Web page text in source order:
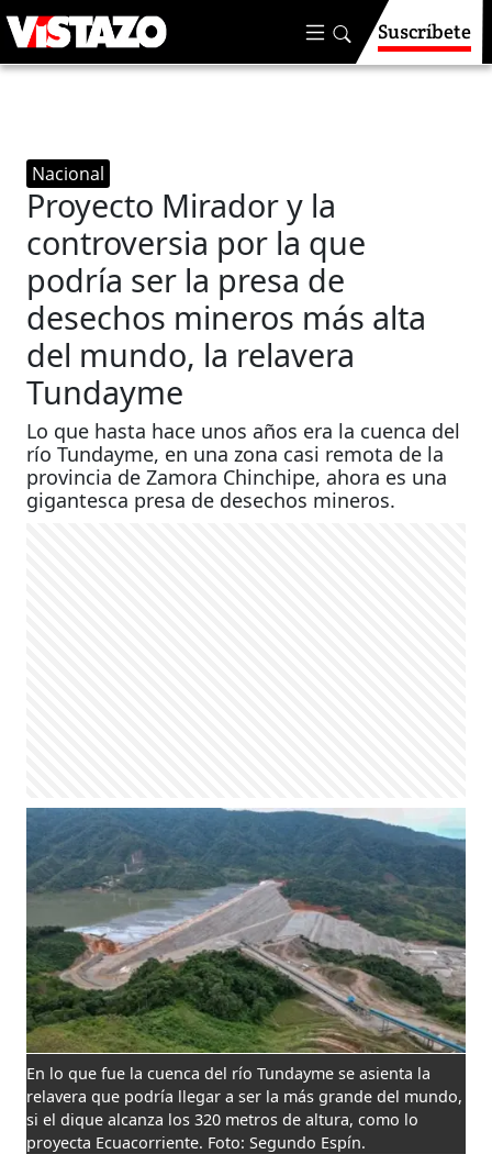
Suscríbete
Nacional
Proyecto Mirador y la
controversia por la que
podría ser la presa de
desechos mineros más alta
del mundo, la relavera
Tundayme
Lo que hasta hace unos años era la cuenca del
río Tundayme, en una zona casi remota de la
provincia de Zamora Chinchipe, ahora es una
gigantesca presa de desechos mineros. ​​​​​​
En lo que fue la cuenca del río Tundayme se asienta la
relavera que podría llegar a ser la más grande del mundo,
si el dique alcanza los 320 metros de altura, como lo
proyecta Ecuacorriente. Foto: Segundo Espín.